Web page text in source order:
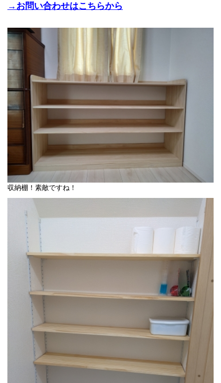
→お問い合わせはこちらから
収納棚！素敵ですね！